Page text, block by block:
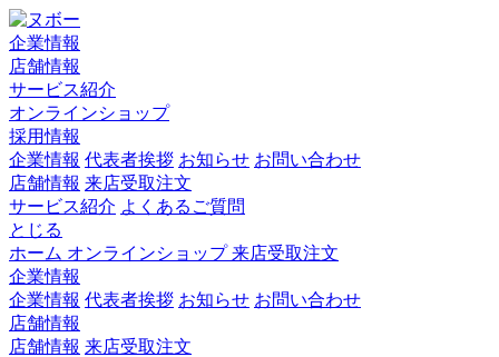
企業情報
店舗情報
サービス紹介
オンラインショップ
採用情報
企業情報 代表者挨拶 お知らせ お問い合わせ
店舗情報 来店受取注文
サービス紹介 よくあるご質問
とじる
ホーム オンラインショップ来店受取注文
企業情報
企業情報 代表者挨拶 お知らせ お問い合わせ
店舗情報
店舗情報 来店受取注文